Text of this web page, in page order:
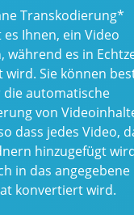
Transkodierung*
Ihnen, ein Video
während es in
wird. Sie können
automatische
von
dass jedes Video,
hinzugefügt
in das angegebene
konvertiert wird.